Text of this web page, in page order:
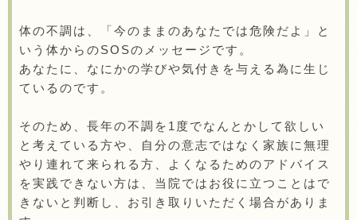
体の不調は、「今のままのあなたでは危険だよ」と
いう体からのSOSのメッセージです。
あなたに、なにかの学びや気付きを与える為に生じ
ているのです。
そのため、長年の不調を1度でなんとかして欲しい
と考えている方や、自分の意志ではなく家族に無理
やり連れて来られる方、よくなるためのアドバイス
を実践できない方は、当院ではお役に立つことはで
きないと判断し、お引き取りいただく場合がありま